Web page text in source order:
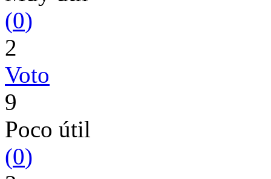
(0)
2
Voto
9
Poco útil
(0)